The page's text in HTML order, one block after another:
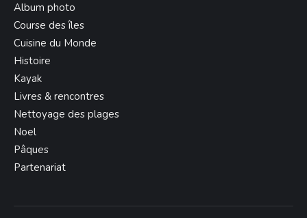
Album photo
Course des îles
Cuisine du Monde
Histoire
Kayak
Livres & rencontres
Nettoyage des plages
Noel
Pâques
Partenariat